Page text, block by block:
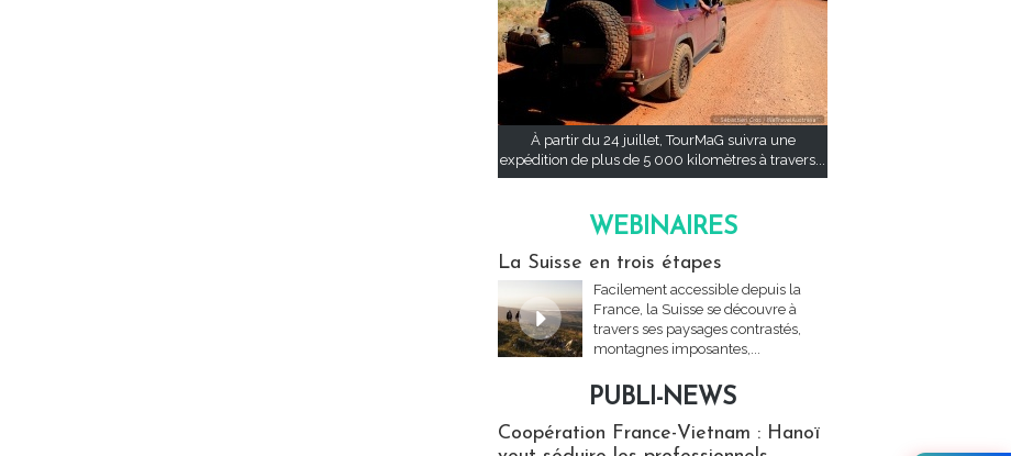
À partir du 24 juillet, TourMaG suivra une
expédition de plus de 5 000 kilomètres à travers...
WEBINAIRES
La Suisse en trois étapes
Facilement accessible depuis la
France, la Suisse se découvre à
travers ses paysages contrastés,
montagnes imposantes,...
PUBLI-NEWS
Coopération France-Vietnam : Hanoï